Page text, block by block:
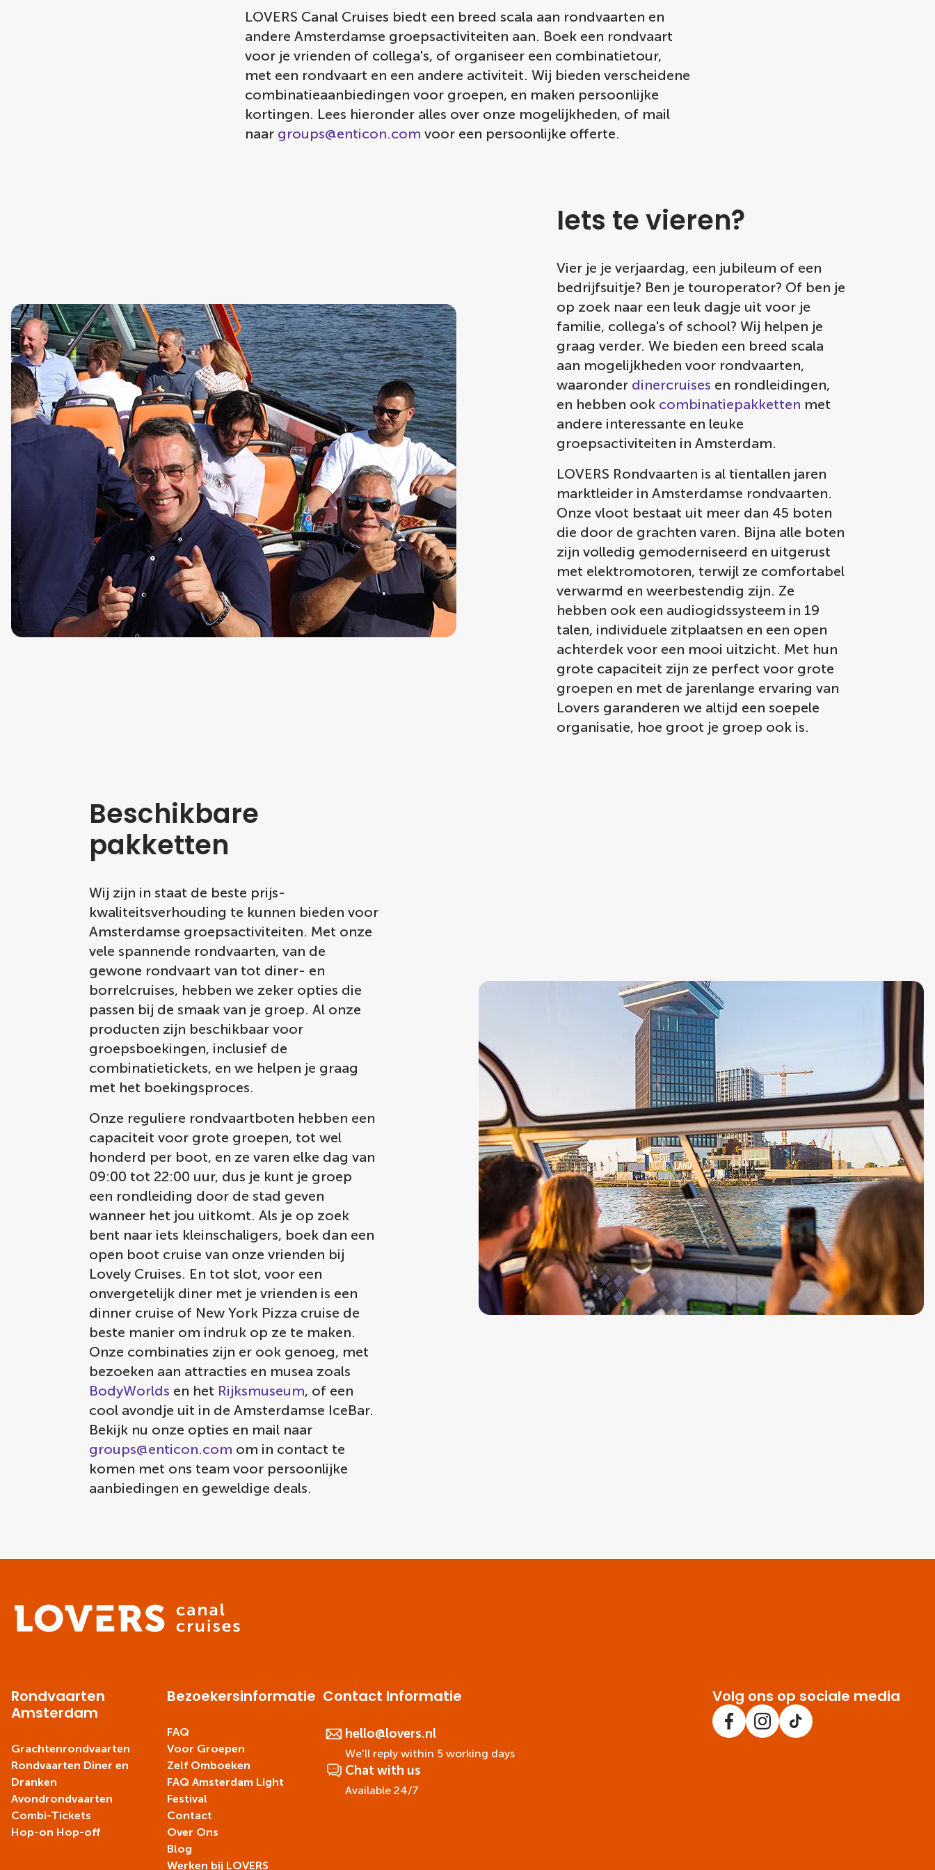
LOVERS Canal Cruises biedt een breed scala aan rondvaarten en
andere Amsterdamse groepsactiviteiten aan. Boek een rondvaart
voor je vrienden of collega's, of organiseer een combinatietour,
met een rondvaart en een andere activiteit. Wij bieden verscheidene
combinatieaanbiedingen voor groepen, en maken persoonlijke
kortingen. Lees hieronder alles over onze mogelijkheden, of mail
naar groups@enticon.com voor een persoonlijke offerte.
Iets te vieren?
Vier je je verjaardag, een jubileum of een
bedrijfsuitje? Ben je touroperator? Of ben je
op zoek naar een leuk dagje uit voor je
familie, collega's of school? Wij helpen je
graag verder. We bieden een breed scala
aan mogelijkheden voor rondvaarten,
waaronder dinercruises en rondleidingen,
en hebben ook combinatiepakketten met
andere interessante en leuke
groepsactiviteiten in Amsterdam.
LOVERS Rondvaarten is al tientallen jaren
marktleider in Amsterdamse rondvaarten.
Onze vloot bestaat uit meer dan 45 boten
die door de grachten varen. Bijna alle boten
zijn volledig gemoderniseerd en uitgerust
met elektromotoren, terwijl ze comfortabel
verwarmd en weerbestendig zijn. Ze
hebben ook een audiogidssysteem in 19
talen, individuele zitplaatsen en een open
achterdek voor een mooi uitzicht. Met hun
grote capaciteit zijn ze perfect voor grote
groepen en met de jarenlange ervaring van
Lovers garanderen we altijd een soepele
organisatie, hoe groot je groep ook is.
Beschikbare
pakketten
Wij zijn in staat de beste prijs-
kwaliteitsverhouding te kunnen bieden voor
Amsterdamse groepsactiviteiten. Met onze
vele spannende rondvaarten, van de
gewone rondvaart van tot diner- en
borrelcruises, hebben we zeker opties die
passen bij de smaak van je groep. Al onze
producten zijn beschikbaar voor
groepsboekingen, inclusief de
combinatietickets, en we helpen je graag
met het boekingsproces.
Onze reguliere rondvaartboten hebben een
capaciteit voor grote groepen, tot wel
honderd per boot, en ze varen elke dag van
09:00 tot 22:00 uur, dus je kunt je groep
een rondleiding door de stad geven
wanneer het jou uitkomt. Als je op zoek
bent naar iets kleinschaligers, boek dan een
open boot cruise van onze vrienden bij
Lovely Cruises. En tot slot, voor een
onvergetelijk diner met je vrienden is een
dinner cruise of New York Pizza cruise de
beste manier om indruk op ze te maken.
Onze combinaties zijn er ook genoeg, met
bezoeken aan attracties en musea zoals
BodyWorlds en het Rijksmuseum, of een
cool avondje uit in de Amsterdamse IceBar.
Bekijk nu onze opties en mail naar
groups@enticon.com om in contact te
komen met ons team voor persoonlijke
aanbiedingen en geweldige deals.
Rondvaarten
Amsterdam
Grachtenrondvaarten
Rondvaarten Diner en
Dranken
Avondrondvaarten
Combi-Tickets
Hop-on Hop-off
Bezoekersinformatie
FAQ
Voor Groepen
Zelf Omboeken
FAQ Amsterdam Light
Festival
Contact
Over Ons
Blog
Werken bij LOVERS
Contact Informatie
hello@lovers.nl
We'll reply within 5 working days
Chat with us
Available 24/7
Volg ons op sociale media